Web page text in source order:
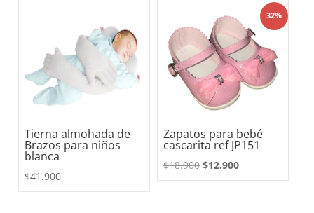
$82.900.
Tierna almohada de
Brazos para niños
blanca
$41.900
32%
Zapatos para bebé
cascarita ref JP151
$18.900 El
precio
$12.900El
precio